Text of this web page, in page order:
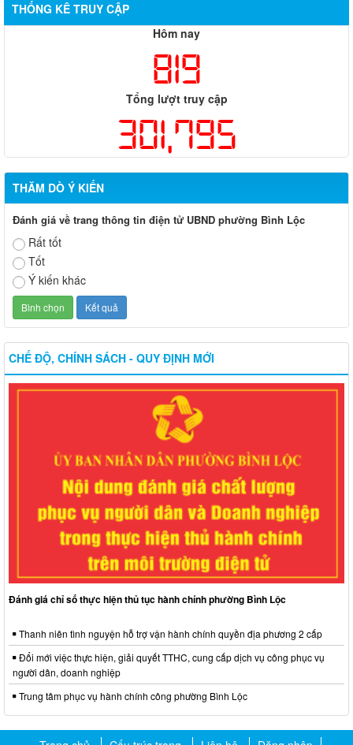
THỐNG KÊ TRUY CẬP
Hôm nay
819
Tổng lượt truy cập
301,795
THĂM DÒ Ý KIẾN
Đánh giá về trang thông tin điện tử UBND phường Bình Lộc
Rất tốt
Tốt
Ý kiến khác
CHẾ ĐỘ, CHÍNH SÁCH - QUY ĐỊNH MỚI
Đánh giá chỉ số thực hiện thủ tục hành chính phường Bình Lộc
Thanh niên tình nguyện hỗ trợ vận hành chính quyền địa phương 2 cấp
Đổi mới việc thực hiện, giải quyết TTHC, cung cấp dịch vụ công phục vụ
người dân, doanh nghiệp
Trung tâm phục vụ hành chính công phường Bình Lộc